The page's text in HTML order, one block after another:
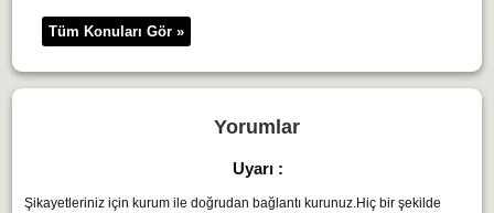
Tüm Konuları Gör »
Yorumlar
Uyarı :
Şikayetleriniz için kurum ile doğrudan bağlantı kurunuz.Hiç bir şekilde